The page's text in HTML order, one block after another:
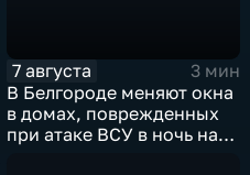
7 августа
3 мин
В Белгороде меняют окна
в домах, поврежденных
при атаке ВСУ в ночь на